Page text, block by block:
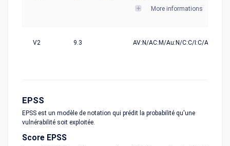
More informations
V2 9.3 AV:N/AC:M/Au:N/C:C/I:C/A:C
EPSS
EPSS est un modèle de notation qui prédit la probabilité qu'une
vulnérabilité soit exploitée.
Score EPSS